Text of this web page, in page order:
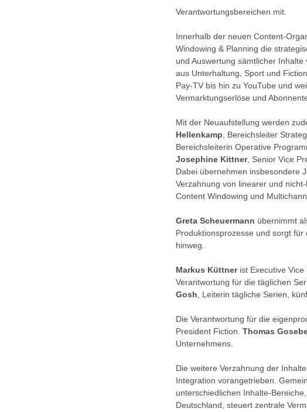
Verantwortungsbereichen mit.
Innerhalb der neuen Content-
Windowing & Planning die
und Auswertung sämtlicher
aus Unterhaltung, Sport und
Pay-TV bis hin zu YouTube und
Vermarktungserlöse und
Mit der Neuaufstellung werden
Hellenkamp , Bereichsleiter
Bereichsleiterin Operative
Josephine Kittner, Senior Vice
Dabei übernehmen insbesondere
Verzahnung von linearer und
Content Windowing und
Greta Scheuermann übernimmt
Produktionsprozesse und sorgt
hinweg.
Markus Küttnerist Executive Vice
Verantwortung für die täglichen
Gosh , Leiterin tägliche Serien,
Die Verantwortung für die
President Fiction.Thomas
Unternehmens.
Die weitere Verzahnung der
Integration vorangetrieben.
unterschiedlichen Inhalte-
Deutschland, steuert zentrale